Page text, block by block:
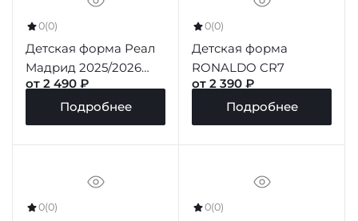
0(0)
Детская форма Реал
Мадрид 2025/2026
домашняя
от 2 490 ₽
Подробнее
0(0)
Детская форма
RONALDO CR7
от 2 390 ₽
Подробнее
0(0) 0(0)